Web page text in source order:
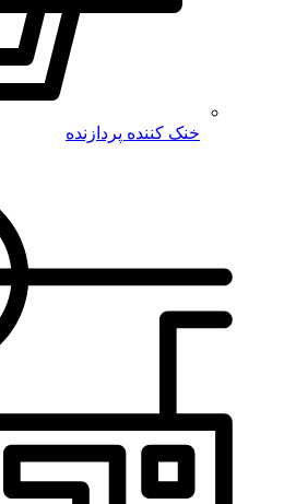
خنک کننده پردازنده